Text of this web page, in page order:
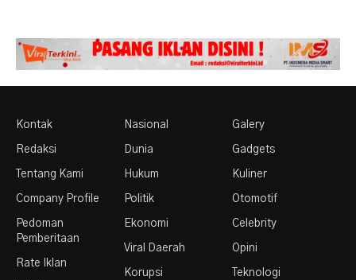
Kontak
Redaksi
Tentang Kami
Company Profile
Pedoman
Pemberitaan
Rate Iklan
Nasional
Dunia
Hukum
Politik
Ekonomi
Viral Daerah
Korupsi
Galery
Gadgets
Kuliner
Otomotif
Celebrity
Opini
Teknologi